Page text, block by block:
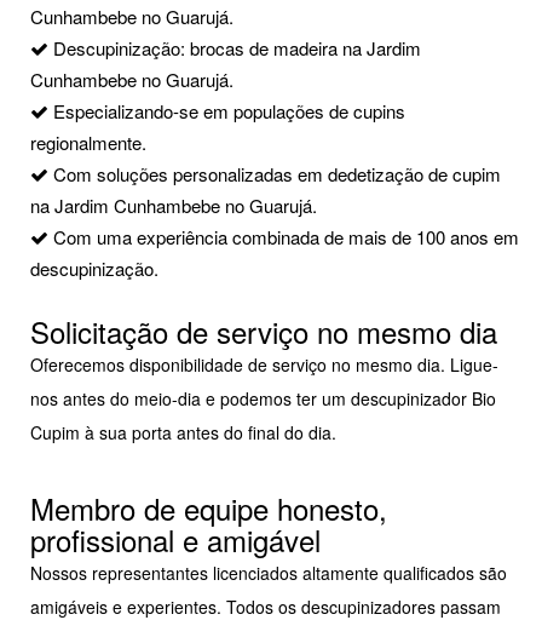
Cunhambebe no Guarujá.
Descupinização: brocas de madeira na Jardim
Cunhambebe no Guarujá.
Especializando-se em populações de cupins
regionalmente.
Com soluções personalizadas em dedetização de cupim
na Jardim Cunhambebe no Guarujá.
Com uma experiência combinada de mais de 100 anos em
descupinização.
Solicitação de serviço no mesmo dia
Oferecemos disponibilidade de serviço no mesmo dia. Ligue-
nos antes do meio-dia e podemos ter um descupinizador Bio
Cupim à sua porta antes do final do dia.
Membro de equipe honesto,
profissional e amigável
Nossos representantes licenciados altamente qualificados são
amigáveis e experientes. Todos os descupinizadores passam